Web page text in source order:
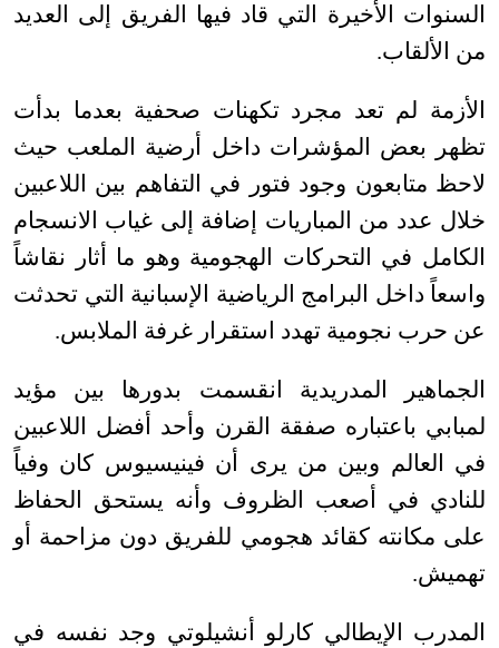
السنوات الأخيرة التي قاد فيها الفريق إلى العديد
من الألقاب.
الأزمة لم تعد مجرد تكهنات صحفية بعدما بدأت
تظهر بعض المؤشرات داخل أرضية الملعب حيث
لاحظ متابعون وجود فتور في التفاهم بين اللاعبين
خلال عدد من المباريات إضافة إلى غياب الانسجام
الكامل في التحركات الهجومية وهو ما أثار نقاشاً
واسعاً داخل البرامج الرياضية الإسبانية التي تحدثت
عن حرب نجومية تهدد استقرار غرفة الملابس.
الجماهير المدريدية انقسمت بدورها بين مؤيد
لمبابي باعتباره صفقة القرن وأحد أفضل اللاعبين
في العالم وبين من يرى أن فينيسيوس كان وفياً
للنادي في أصعب الظروف وأنه يستحق الحفاظ
على مكانته كقائد هجومي للفريق دون مزاحمة أو
تهميش.
المدرب الإيطالي كارلو أنشيلوتي وجد نفسه في